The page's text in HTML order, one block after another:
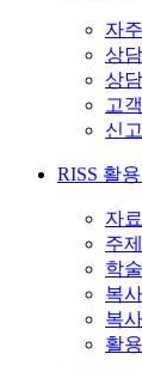
자
상
상
고
신
RISS 활
자
주
학
복
복
활